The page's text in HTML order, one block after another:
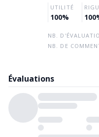
UTILITÉ
100%
NB.
NB. DE
Évaluations